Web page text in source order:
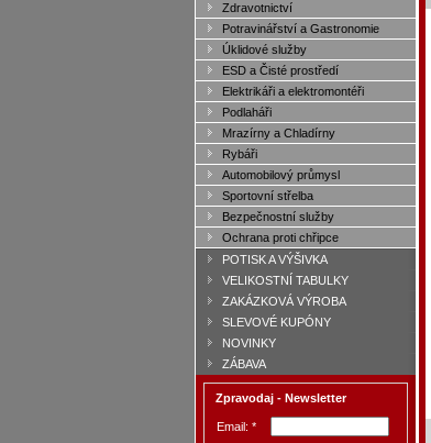
Zdravotnictví
Potravinářství a Gastronomie
Úklidové služby
ESD a Čisté prostředí
Elektrikáři a elektromontéři
Podlaháři
Mrazírny a Chladírny
Rybáři
Automobilový průmysl
Sportovní střelba
Bezpečnostní služby
Ochrana proti chřipce
POTISK A VÝŠIVKA
VELIKOSTNÍ TABULKY
ZAKÁZKOVÁ VÝROBA
SLEVOVÉ KUPÓNY
NOVINKY
ZÁBAVA
Zpravodaj - Newsletter
Email: *